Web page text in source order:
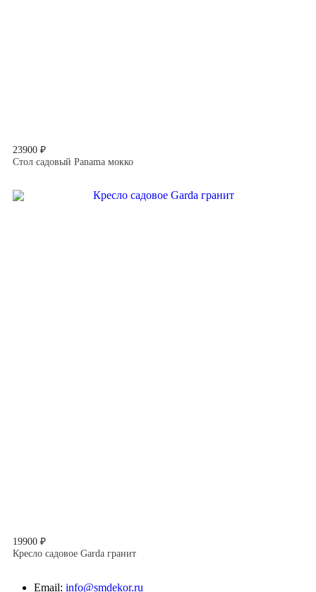
23900 ₽
Стол садовый Panama мокко
19900 ₽
Кресло садовое Garda гранит
Email: info@smdekor.ru